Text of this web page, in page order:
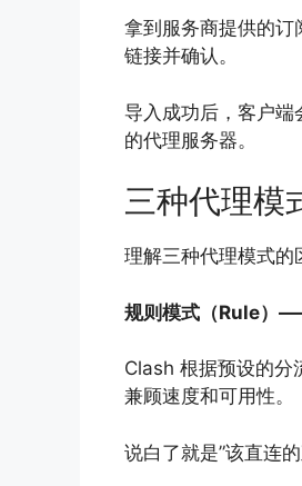
拿到服务商提供的订
链接并确认。
导入成功后，客户端
的代理服务器。
三种代理模
理解三种代理模式的
规则模式（Rule）
Clash 根据预设的分
兼顾速度和可用性。
说白了就是”该直连